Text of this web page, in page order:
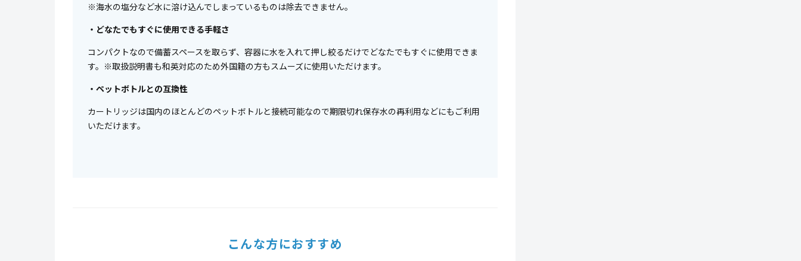
※海水の塩分など水に溶け込んでしまっているものは除去できません。
・どなたでもすぐに使用できる手軽さ
コンパクトなので備蓄スペースを取らず、容器に水を入れて押し絞るだけでどなたでもすぐに使用できま
す。※取扱説明書も和英対応のため外国籍の方もスムーズに使用いただけます。
・ペットボトルとの互換性
カートリッジは国内のほとんどのペットボトルと接続可能なので期限切れ保存水の再利用などにもご利用
いただけます。
こんな方におすすめ